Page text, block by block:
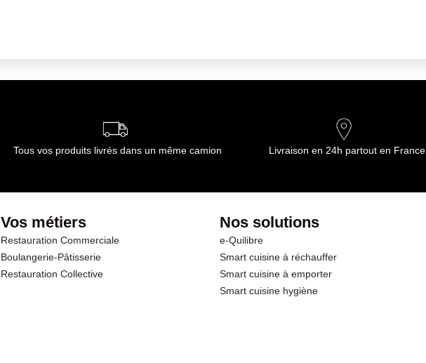
Tous vos produits livrés dans un même camion Livraison en 24h partout en France
Vos métiers
Restauration Commerciale
Boulangerie-Pâtisserie
Restauration Collective
Nos solutions
e-Quilibre
Smart cuisine à réchauffer
Smart cuisine à emporter
Smart cuisine hygiène